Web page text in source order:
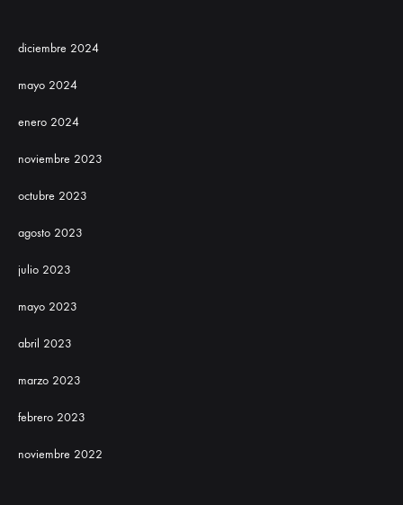
diciembre 2024
mayo 2024
enero 2024
noviembre 2023
octubre 2023
agosto 2023
julio 2023
mayo 2023
abril 2023
marzo 2023
febrero 2023
noviembre 2022